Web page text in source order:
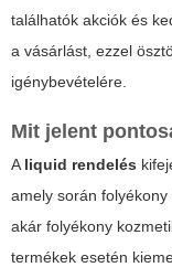
találhatók akciók és
a vásárlást, ezzel
igénybevételére.
Mit jelent
Aliquid rendelés
amely során
akár folyékony
termékek esetén